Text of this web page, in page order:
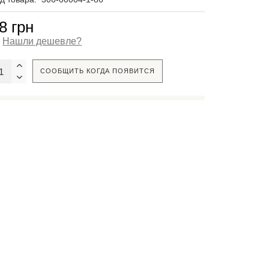
грн
Нашли дешевле?
СООБЩИТЬ КОГДА ПОЯВИТСЯ